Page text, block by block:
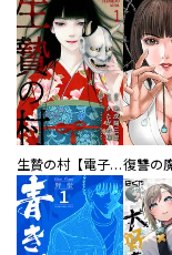
生贄の村【電子単行本版】